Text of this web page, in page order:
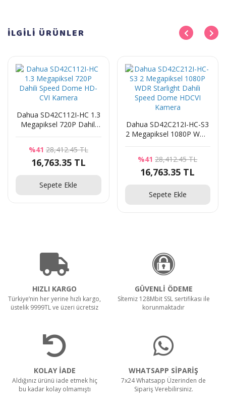
İLGİLİ ÜRÜNLER
Dahua SD42C112I-HC 1.3
Megapiksel 720P Dahili
%41 28,412.45 TL
16,763.35 TL
Sepete Ekle
Dahua SD42C212I-HC-S3
2 Megapiksel 1080P WDR
%41 28,412.45 TL
16,763.35 TL
Sepete Ekle
HIZLI KARGO
Türkiye’nin her yerine hızlı kargo,
üstelik 9999TL ve üzeri ücretsiz
GÜVENLİ ÖDEME
Sİtemiz 128Mbit SSL sertifikası ile
korunmaktadır
KOLAY İADE
Aldığınız ürünü iade etmek hiç
bu kadar kolay olmamıştı
WHATSAPP SİPARİŞ
7x24 Whatsapp Üzerinden de
Sipariş Verebilirsiniz.